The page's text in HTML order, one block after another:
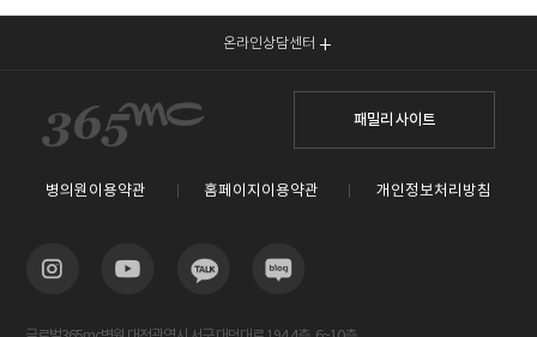
온라인상담센터
패밀리 사이트
병의원이용약관 홈페이지이용약관 개인정보처리방침